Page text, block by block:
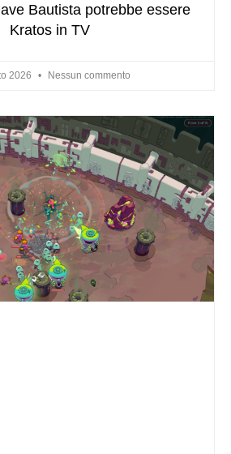
Bautista potrebbe essere
Kratos in TV
2026 Nessun commento